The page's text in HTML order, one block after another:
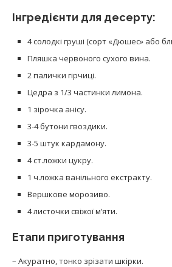
Інгредієнти для десерту:
4 солодкі груші (сорт «Дюшес» або
Пляшка червоного сухого вина.
2 палички гірчиці.
Цедра з 1/3 частинки лимона.
1 зірочка анісу.
3-4 бутони гвоздики.
3-5 штук кардамону.
4 ст.ложки цукру.
1 ч.ложка ванільного екстракту.
Вершкове морозиво.
4 листочки свіжої м’яти.
Етапи приготування
– Акуратно, тонко зрізати шкірки.